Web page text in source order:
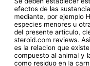
efectos de las
mediante, por ejemplo
especies menores u
del presente articulo,
steroid.com reviews.
es la relacion que
compuesto al animal y
como residuo en la